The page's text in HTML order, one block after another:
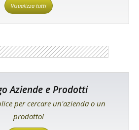
Visualizza tutti
Aziende e Prodotti
per cercare un'azienda o un
prodotto!